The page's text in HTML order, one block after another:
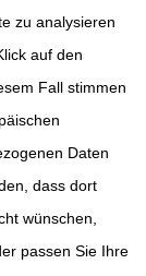
E.V.
zu analysieren
auf den
Fall stimmen
Daten
dass dort
wünschen,
passen Sie Ihre